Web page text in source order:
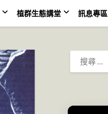
植群生態講堂 訊息專區
搜
尋：